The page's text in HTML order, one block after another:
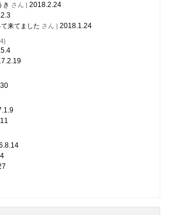
き さん | 2018.2.24
来てました さん | 2018.1.24